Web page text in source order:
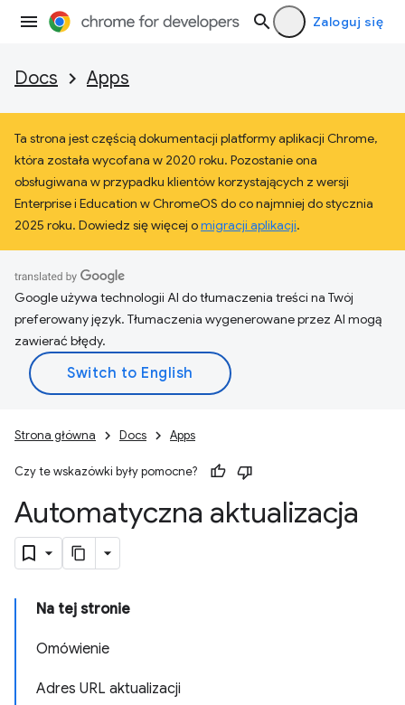
Zaloguj się
Docs Apps
Ta strona jest częścią dokumentacji platformy aplikacji Chrome,
która została wycofana w 2020 roku. Pozostanie ona
obsługiwana w przypadku klientów korzystających z wersji
Enterprise i Education w ChromeOS do co najmniej do stycznia
2025 roku. Dowiedz się więcej omigracji aplikacji.
Google używa technologii AI do tłumaczenia treści na Twój
preferowany język. Tłumaczenia wygenerowane przez AI mogą
zawierać błędy.
Strona główna Docs Apps
Czy te wskazówki były pomocne?
Automatyczna aktualizacja
Na tej stronie
Omówienie
Adres URL aktualizacji